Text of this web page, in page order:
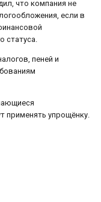
что компания не
если в
статуса.
пеней и
применять упрощёнку.